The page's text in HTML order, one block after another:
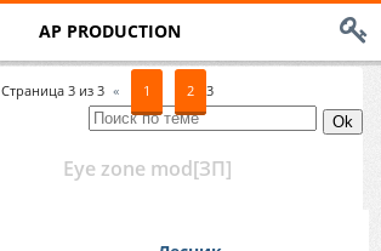
AP PRODUCTION
Страница 3 из 3 « 1 2 3
Eye zone mod[ЗП]